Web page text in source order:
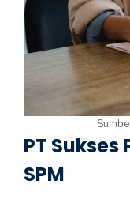
PT
SPM